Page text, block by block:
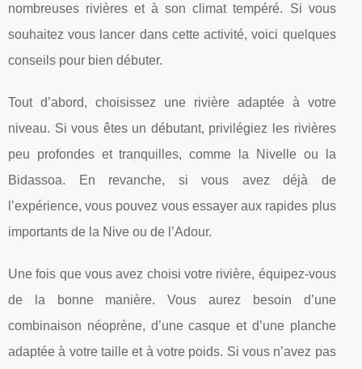
nombreuses rivières et à son climat tempéré. Si vous
souhaitez vous lancer dans cette activité, voici quelques
conseils pour bien débuter.
Tout d’abord, choisissez une rivière adaptée à votre
niveau. Si vous êtes un débutant, privilégiez les rivières
peu profondes et tranquilles, comme la Nivelle ou la
Bidassoa. En revanche, si vous avez déjà de
l’expérience, vous pouvez vous essayer aux rapides plus
importants de la Nive ou de l’Adour.
Une fois que vous avez choisi votre rivière, équipez-vous
de la bonne manière. Vous aurez besoin d’une
combinaison néoprène, d’une casque et d’une planche
adaptée à votre taille et à votre poids. Si vous n’avez pas